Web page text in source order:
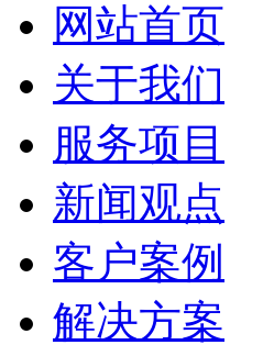
网站首页
关于我们
服务项目
新闻观点
客户案例
解决方案